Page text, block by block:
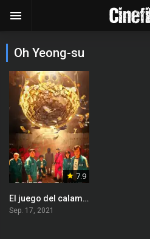
Oh Yeong-su
7.9
El juego del calamar
Sep. 17, 2021